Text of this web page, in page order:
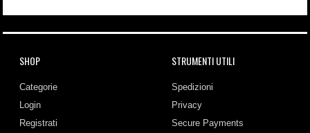
SHOP
Categorie
Login
Registrati
STRUMENTI UTILI
Spedizioni
Privacy
Secure Payments